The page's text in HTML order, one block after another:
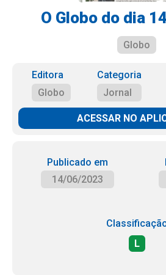
O Globo do dia
Globo
Editora
Globo
Categoria
Jornal
ACESSAR NO
Publicado em
14/06/2023
L